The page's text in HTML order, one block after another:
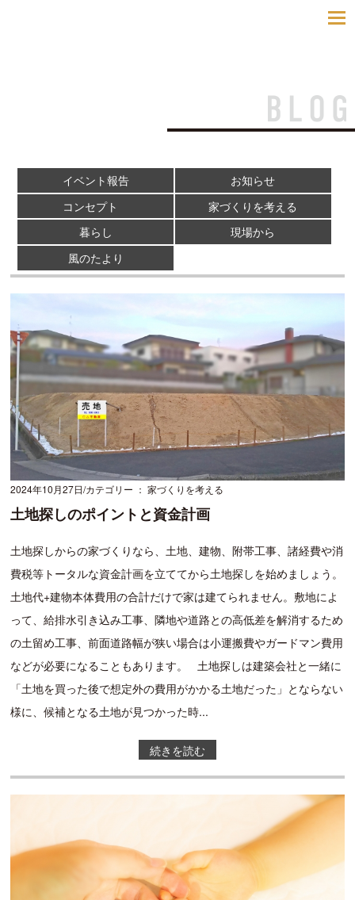
toggle
navigation
イベント報告
お知らせ
コンセプト
家づくりを考える
暮らし
現場から
風のたより
2024年10月27日カテゴリー ： 家づくりを考える
土地探しのポイントと資金計画
土地探しからの家づくりなら、土地、建物、附帯工事、諸経費や消
費税等トータルな資金計画を立ててから土地探しを始めましょう。
土地代+建物本体費用の合計だけで家は建てられません。敷地によ
って、給排水引き込み工事、隣地や道路との高低差を解消するため
の土留め工事、前面道路幅が狭い場合は小運搬費やガードマン費用
などが必要になることもあります。 土地探しは建築会社と一緒に
「土地を買った後で想定外の費用がかかる土地だった」とならない
様に、候補となる土地が見つかった時...
続きを読む